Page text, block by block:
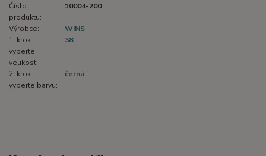
Číslo
produktu:
10004-200
Výrobce:
WINS
1. krok -
vyberte
velikost:
38
2. krok -
vyberte barvu:
černá